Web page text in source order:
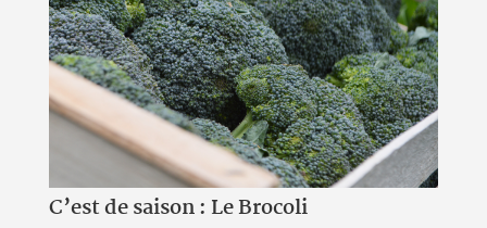
C’est de saison : Le Brocoli